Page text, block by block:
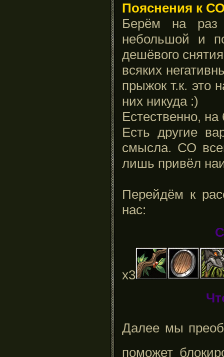
Пояснения к
Берём на раз
небольшой и
дешёвого снятия
всяких
прыжок т.к. это
них никуда :)
Естественно,
Есть другие
смысла. СО
лишь привёл
Перейдём к
нас:
х3
Далее мы
поможет